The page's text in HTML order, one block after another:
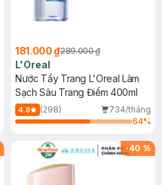
181.000 ₫289.000 ₫
L'Oreal
Nước Tẩy Trang L'Oreal Làm
Sạch Sâu Trang Điểm 400ml
4.8 (298)
734/tháng
64%
-40 %